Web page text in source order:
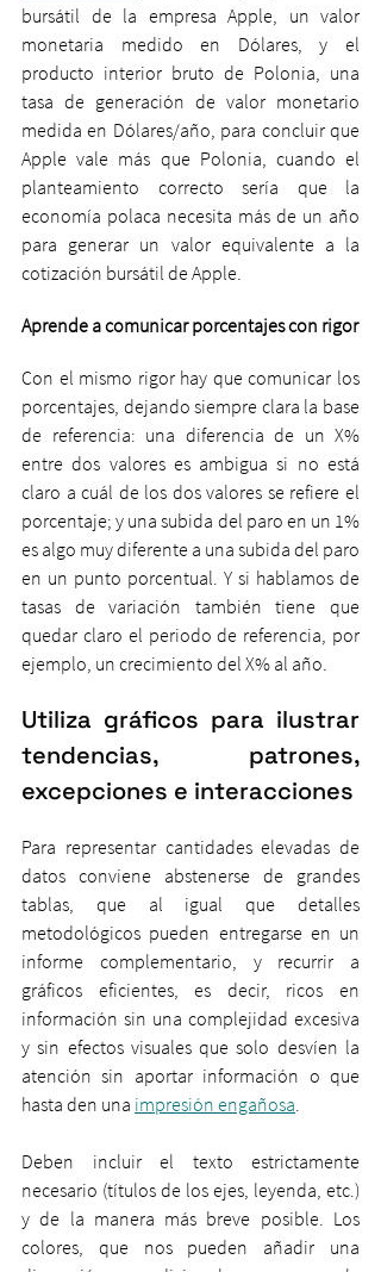
bursátil de la empresa Apple, un valor
monetaria medido en Dólares, y el
producto interior bruto de Polonia, una
tasa de generación de valor monetario
medida en Dólares/año, para concluir que
Apple vale más que Polonia, cuando el
planteamiento correcto sería que la
economía polaca necesita más de un año
para generar un valor equivalente a la
cotización bursátil de Apple.
Aprende a comunicar porcentajes con rigor
Con el mismo rigor hay que comunicar los
porcentajes, dejando siempre clara la base
de referencia: una diferencia de un X%
entre dos valores es ambigua si no está
claro a cuál de los dos valores se refiere el
porcentaje; y una subida del paro en un 1%
es algo muy diferente a una subida del paro
en un punto porcentual. Y si hablamos de
tasas de variación también tiene que
quedar claro el periodo de referencia, por
ejemplo, un crecimiento del X% al año.
Utiliza gráficos para ilustrar
tendencias, patrones,
excepciones e interacciones
Para representar cantidades elevadas de
datos conviene abstenerse de grandes
tablas, que al igual que detalles
metodológicos pueden entregarse en un
informe complementario, y recurrir a
gráficos eficientes, es decir, ricos en
información sin una complejidad excesiva
y sin efectos visuales que solo desvíen la
atención sin aportar información o que
hasta den una impresión engañosa.
Deben incluir el texto estrictamente
necesario (títulos de los ejes, leyenda, etc.)
y de la manera más breve posible. Los
colores, que nos pueden añadir una